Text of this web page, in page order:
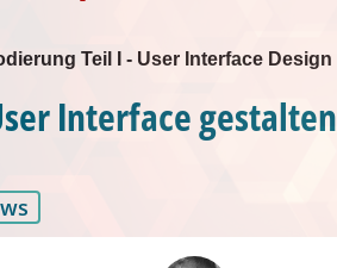
Teil I - User Interface Design
Interface gestalten